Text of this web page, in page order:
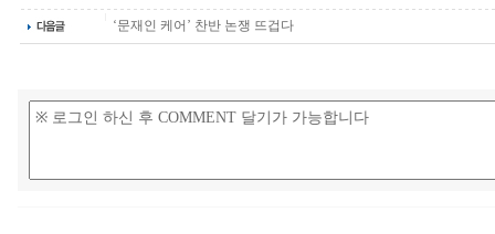
‘문재인 케어’ 찬반 논쟁 뜨겁다